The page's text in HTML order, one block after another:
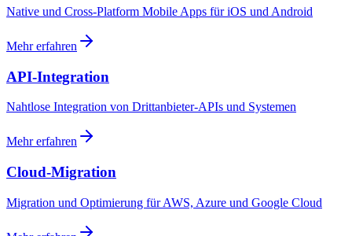
Native und Cross-Platform Mobile Apps für iOS und Android
Mehr erfahren
API-Integration
Nahtlose Integration von Drittanbieter-APIs und Systemen
Mehr erfahren
Cloud-Migration
Migration und Optimierung für AWS, Azure und Google Cloud